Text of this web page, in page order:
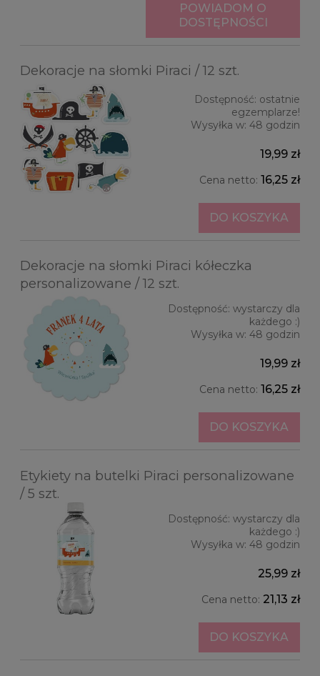
POWIADOM O
DOSTĘPNOŚCI
Dekoracje na słomki Piraci / 12 szt.
Dostępność: ostatnie
egzemplarze!
Wysyłka w: 48 godzin
19,99 zł
Cena netto: 16,25 zł
DO KOSZYKA
Dekoracje na słomki Piraci kółeczka
personalizowane / 12 szt.
Dostępność: wystarczy dla
każdego :)
Wysyłka w: 48 godzin
19,99 zł
Cena netto: 16,25 zł
DO KOSZYKA
Etykiety na butelki Piraci personalizowane
/ 5 szt.
Dostępność: wystarczy dla
każdego :)
Wysyłka w: 48 godzin
25,99 zł
Cena netto: 21,13 zł
DO KOSZYKA